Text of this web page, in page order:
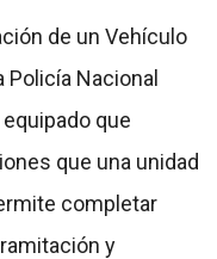
de un Vehículo
Nacional
que
que una unidad
completar
y